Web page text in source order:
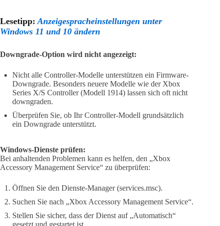
Lesetipp: Anzeigespracheinstellungen unter
Windows 11 und 10 ändern
Downgrade-Option wird nicht angezeigt:
Nicht alle Controller-Modelle unterstützen ein Firmware-
Downgrade. Besonders neuere Modelle wie der Xbox
Series X/S Controller (Modell 1914) lassen sich oft nicht
downgraden.
Überprüfen Sie, ob Ihr Controller-Modell grundsätzlich
ein Downgrade unterstützt.
Windows-Dienste prüfen:
Bei anhaltenden Problemen kann es helfen, den „Xbox
Accessory Management Service“ zu überprüfen:
Öffnen Sie den Dienste-Manager (services.msc).
Suchen Sie nach „Xbox Accessory Management Service“.
Stellen Sie sicher, dass der Dienst auf „Automatisch“